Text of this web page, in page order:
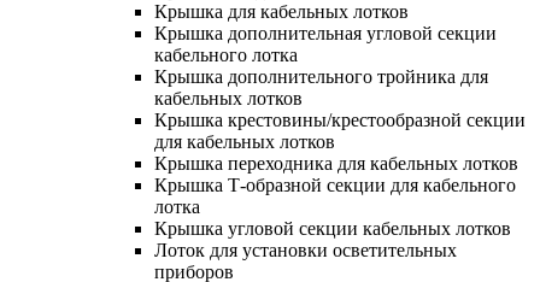
Крышка для кабельных лотков
Крышка дополнительная угловой секции
кабельного лотка
Крышка дополнительного тройника для
кабельных лотков
Крышка крестовины/крестообразной секции
для кабельных лотков
Крышка переходника для кабельных лотков
Крышка Т-образной секции для кабельного
лотка
Крышка угловой секции кабельных лотков
Лоток для установки осветительных
приборов